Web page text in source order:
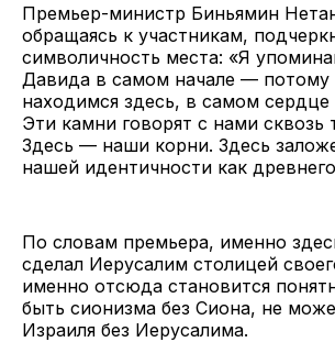
Премьер-министр Биньямин
обращаясь к участникам,
символичность места: «Я
Давида в самом начале —
находимся здесь, в самом
Эти камни говорят с нами сквозь
Здесь — наши корни. Здесь
нашей идентичности как
По словам премьера, именно
сделал Иерусалим столицей
именно отсюда становится
быть сионизма без Сиона, не
Израиля без Иерусалима.